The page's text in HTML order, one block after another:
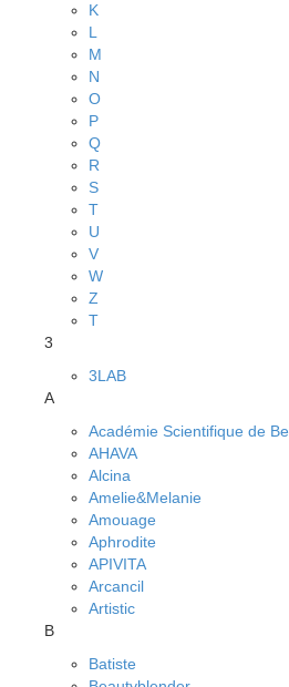
K
L
M
N
O
P
Q
R
S
T
U
V
W
Z
Т
3
3LAB
A
Académie Scientifique de Be
AHAVA
Alcina
Amelie&Melanie
Amouage
Aphrodite
APIVITA
Arcancil
Artistic
B
Batiste